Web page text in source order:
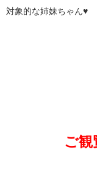
対象的な姉妹ちゃん♥
ご観